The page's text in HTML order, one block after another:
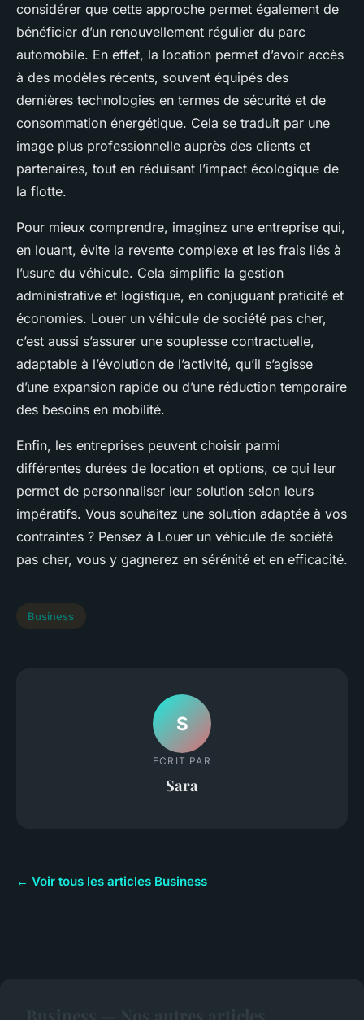
considérer que cette approche permet également de
bénéficier d’un renouvellement régulier du parc
automobile. En effet, la location permet d’avoir accès
à des modèles récents, souvent équipés des
dernières technologies en termes de sécurité et de
consommation énergétique. Cela se traduit par une
image plus professionnelle auprès des clients et
partenaires, tout en réduisant l’impact écologique de
la flotte.
Pour mieux comprendre, imaginez une entreprise qui,
en louant, évite la revente complexe et les frais liés à
l’usure du véhicule. Cela simplifie la gestion
administrative et logistique, en conjuguant praticité et
économies. Louer un véhicule de société pas cher,
c’est aussi s’assurer une souplesse contractuelle,
adaptable à l’évolution de l’activité, qu’il s’agisse
d’une expansion rapide ou d’une réduction temporaire
des besoins en mobilité.
Enfin, les entreprises peuvent choisir parmi
différentes durées de location et options, ce qui leur
permet de personnaliser leur solution selon leurs
impératifs. Vous souhaitez une solution adaptée à vos
contraintes ? Pensez à Louer un véhicule de société
pas cher, vous y gagnerez en sérénité et en efficacité.
Business
S
ECRIT PAR
Sara
← Voir tous les articles Business